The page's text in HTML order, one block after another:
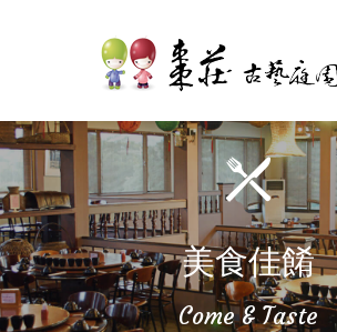
美食佳餚
Come & Taste